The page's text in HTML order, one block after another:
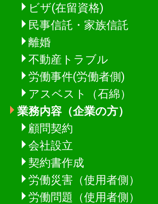
ビザ(在留資格)
民事信託・家族信託
離婚
不動産トラブル
労働事件(労働者側)
アスベスト（石綿）
業務内容（企業の方）
顧問契約
会社設立
契約書作成
労働災害（使用者側）
労働問題（使用者側）